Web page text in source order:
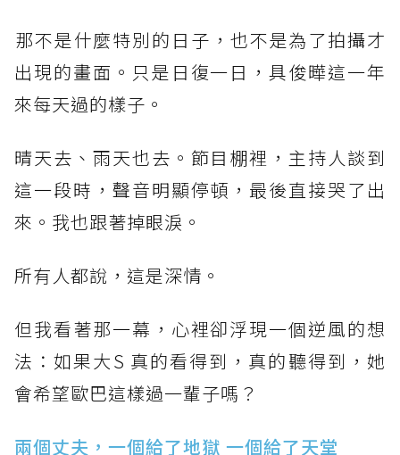
​那不是什麼特別的日子，也不是為了拍攝才
出現的畫面。只是日復一日，具俊曄這一年
來每天過的樣子。
晴天去、雨天也去。節目棚裡，主持人談到
這一段時，聲音明顯停頓，最後直接哭了出
來。我也跟著掉眼淚。
​所有人都說，這是深情。
但我看著那一幕，心裡卻浮現一個逆風的想
法：如果大S 真的看得到，真的聽得到，她
會希望歐巴這樣過一輩子嗎？
兩個丈夫，一個給了地獄 一個給了天堂